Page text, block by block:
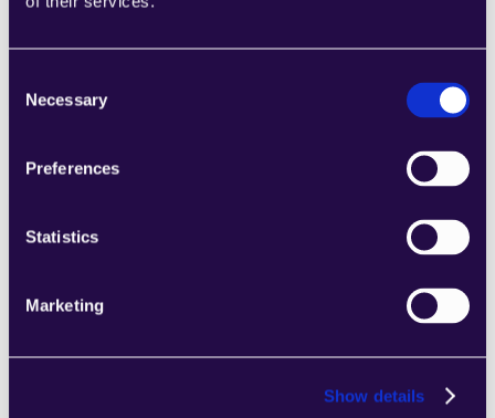
Selection
Necessary
Preferences
Statistics
Marketing
Show details
Unternehmens entsprechen.
2Chat
von Kategorien, um Seiten einfach
Anforderungen Ihres wachsenden